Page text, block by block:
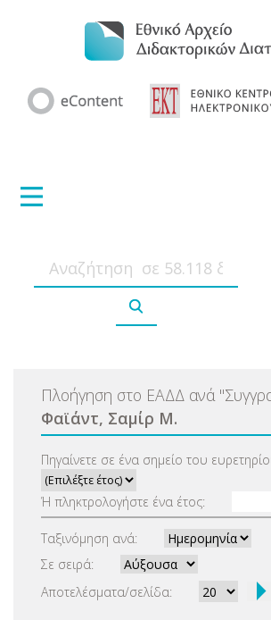
Πλοήγηση στο ΕΑΔΔ ανά "
Φαϊάντ, Σαμίρ Μ.
Πηγαίνετε σε ένα σημείο του
Ή πληκτρολογήστε ένα έτος:
Ταξινόμηση ανά:
Σε σειρά:
Αποτελέσματα/σελίδα: